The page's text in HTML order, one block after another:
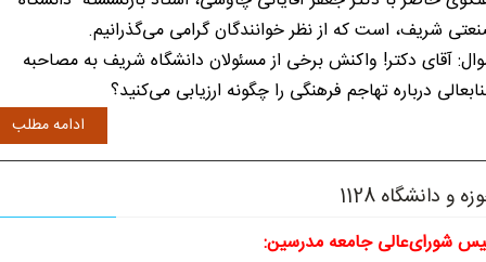
شریف، است که از نظر خوانندگان گرامی می‌گذرانیم.
آقای دکتر! واکنش برخی از مسئولان دانشگاه شریف به مصاحبه
درباره تهاجم فرهنگی را چگونه ارزیابی می‌کنید؟
ادامه مطلب
و د‏‏انشگاه 1128
شورای‌عالی جامعه مدرسین: